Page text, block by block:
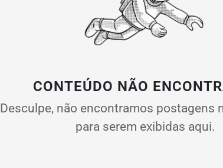
CONTEÚDO NÃO
Desculpe, não encontramos postagens
para serem exibidas aqui.